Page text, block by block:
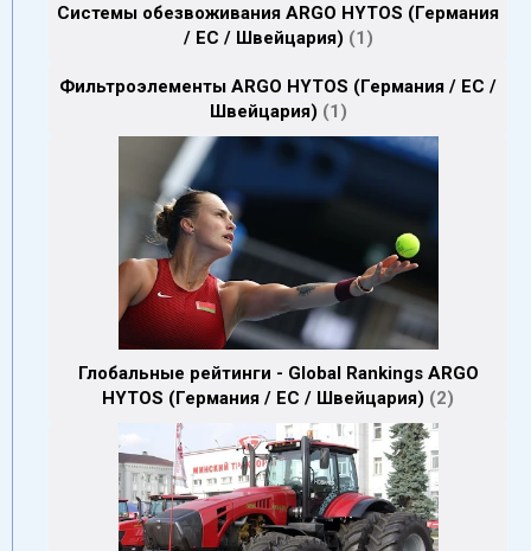
Системы обезвоживания ARGO HYTOS (Германия
/ EC / Швейцария)
1
Фильтроэлементы ARGO HYTOS (Германия / EC /
Швейцария)
1
Глобальные рейтинги - Global Rankings ARGO
HYTOS (Германия / EC / Швейцария)
2